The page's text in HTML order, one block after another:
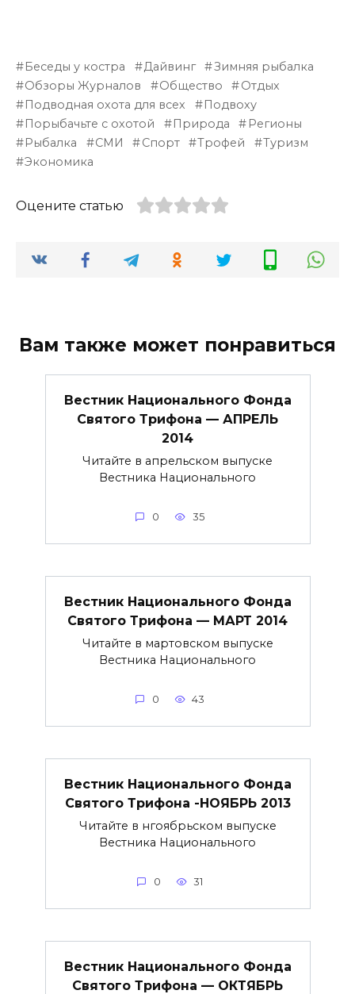
Беседы у костра Дайвинг
Зимняя рыбалка
Обзоры Журналов
Общество
Отдых
Подводная охота для всех
Подвоху
Порыбачьте с охотой
Природа
Регионы
Рыбалка
СМИ Спорт Трофей
Туризм
Экономика
Оцените статью
Вам также может понравиться
Вестник Национального Фонда
Святого Трифона — АПРЕЛЬ
2014
Читайте в апрельском выпуске
Вестника Национального
0 35
Вестник Национального Фонда
Святого Трифона — МАРТ 2014
Читайте в мартовском выпуске
Вестника Национального
0 43
Вестник Национального Фонда
Святого Трифона -НОЯБРЬ 2013
Читайте в нгоябрьском выпуске
Вестника Национального
0 31
Вестник Национального Фонда
Святого Трифона — ОКТЯБРЬ